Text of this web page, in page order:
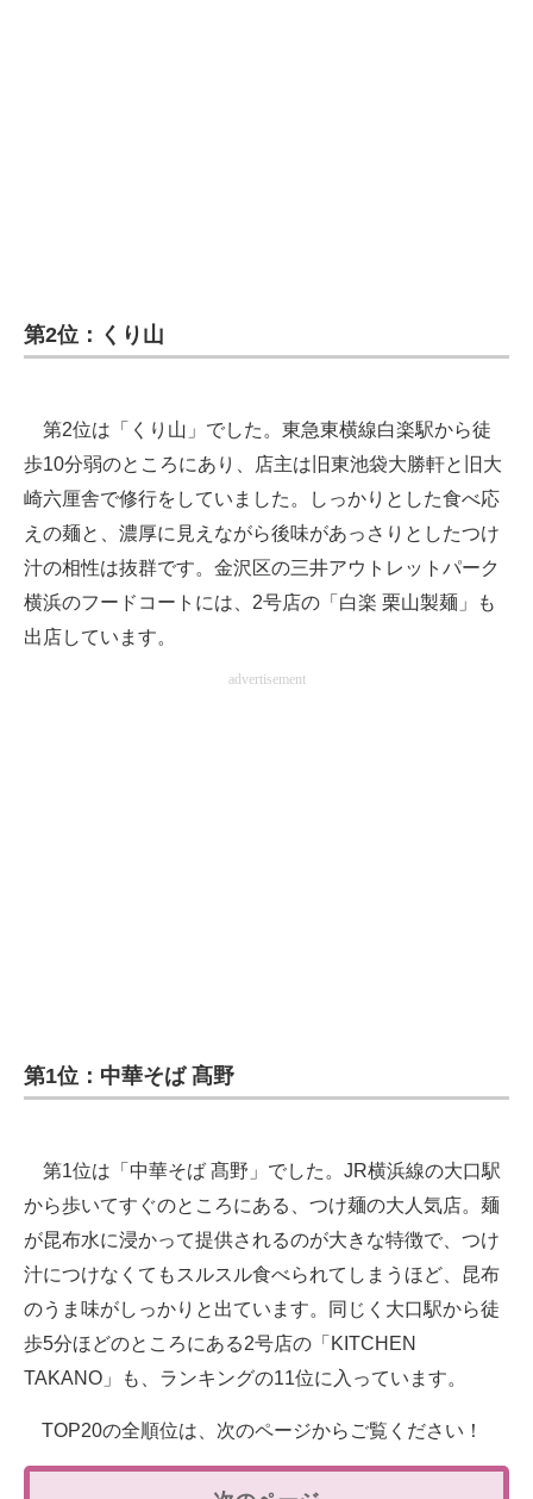
第2位：くり山
第2位は「くり山」でした。東急東横線白楽駅から徒
歩10分弱のところにあり、店主は旧東池袋大勝軒と旧大
崎六厘舎で修行をしていました。しっかりとした食べ応
えの麺と、濃厚に見えながら後味があっさりとしたつけ
汁の相性は抜群です。金沢区の三井アウトレットパーク
横浜のフードコートには、2号店の「白楽 栗山製麺」も
出店しています。
advertisement
第1位：中華そば 髙野
第1位は「中華そば 髙野」でした。JR横浜線の大口駅
から歩いてすぐのところにある、つけ麺の大人気店。麺
が昆布水に浸かって提供されるのが大きな特徴で、つけ
汁につけなくてもスルスル食べられてしまうほど、昆布
のうま味がしっかりと出ています。同じく大口駅から徒
歩5分ほどのところにある2号店の「KITCHEN
TAKANO」も、ランキングの11位に入っています。
TOP20の全順位は、次のページからご覧ください！